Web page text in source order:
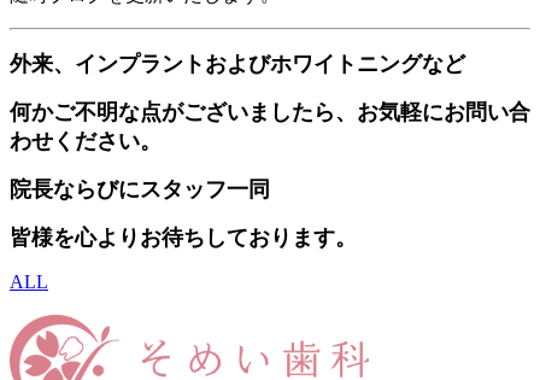
外来、インプラント およびホワイトニングなど
何かご不明な点がございましたら、 お気軽にお問い合
わせください。
院長ならびにスタッフ一同
皆様を心よりお待ちしております。
ALL